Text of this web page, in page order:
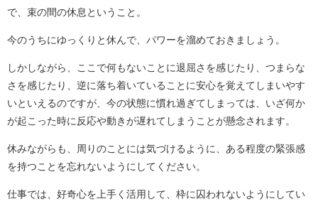
で、束の間の休息ということ。
今のうちにゆっくりと休んで、パワーを溜めておきましょう。
しかしながら、ここで何もないことに退屈さを感じたり、つまらな
さを感じたり、逆に落ち着いていることに安心を覚えてしまいやす
いといえるのですが、今の状態に慣れ過ぎてしまっては、いざ何か
が起こった時に反応や動きが遅れてしまうことが懸念されます。
休みながらも、周りのことには気づけるように、ある程度の緊張感
を持つことを忘れないようにしてください。
仕事では、好奇心を上手く活用して、枠に囚われないようにしてい